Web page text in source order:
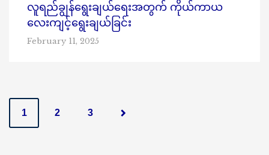
လူရည်ချွန်ရွေးချယ်ရေးအတွက် ကိုယ်ကာယ
လေးကျင့်ရွေးချယ်ခြင်း
February 11, 2025
P
o
1 2 3